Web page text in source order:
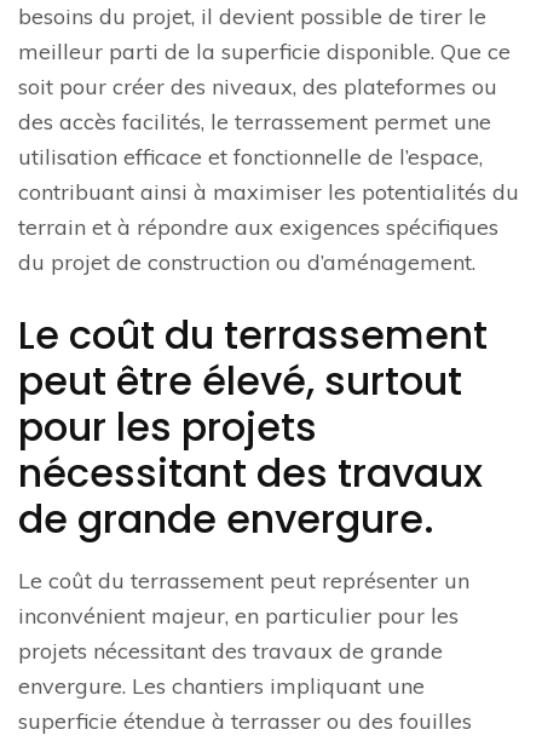
besoins du projet, il devient possible de tirer le
meilleur parti de la superficie disponible. Que ce
soit pour créer des niveaux, des plateformes ou
des accès facilités, le terrassement permet une
utilisation efficace et fonctionnelle de l’espace,
contribuant ainsi à maximiser les potentialités du
terrain et à répondre aux exigences spécifiques
du projet de construction ou d’aménagement.
Le coût du terrassement
peut être élevé, surtout
pour les projets
nécessitant des travaux
de grande envergure.
Le coût du terrassement peut représenter un
inconvénient majeur, en particulier pour les
projets nécessitant des travaux de grande
envergure. Les chantiers impliquant une
superficie étendue à terrasser ou des fouilles